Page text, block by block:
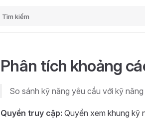
Tìm kiếm
Phân tích khoảng
So sánh kỹ năng yêu cầu với kỹ
Quyền truy cập: Quyền xem khung kỹ